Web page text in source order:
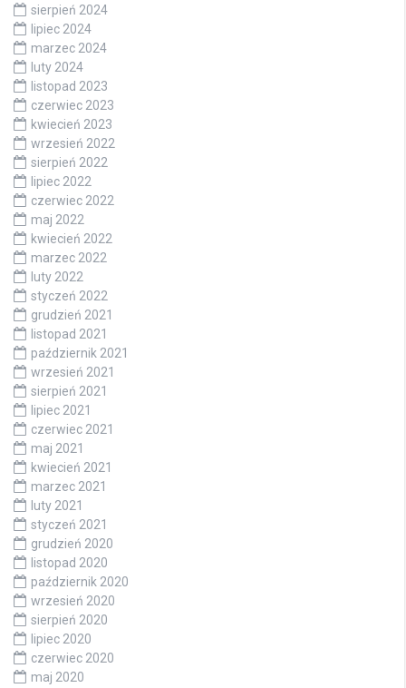
sierpień 2024
lipiec 2024
marzec 2024
luty 2024
listopad 2023
czerwiec 2023
kwiecień 2023
wrzesień 2022
sierpień 2022
lipiec 2022
czerwiec 2022
maj 2022
kwiecień 2022
marzec 2022
luty 2022
styczeń 2022
grudzień 2021
listopad 2021
październik 2021
wrzesień 2021
sierpień 2021
lipiec 2021
czerwiec 2021
maj 2021
kwiecień 2021
marzec 2021
luty 2021
styczeń 2021
grudzień 2020
listopad 2020
październik 2020
wrzesień 2020
sierpień 2020
lipiec 2020
czerwiec 2020
maj 2020